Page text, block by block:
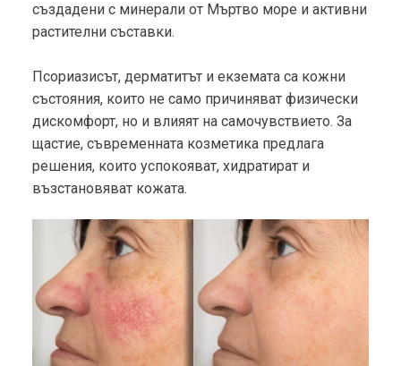
създадени с минерали от Мъртво море и активни
растителни съставки.
Псориазисът, дерматитът и екземата са кожни
състояния, които не само причиняват физически
дискомфорт, но и влияят на самочувствието. За
щастие, съвременната козметика предлага
решения, които успокояват, хидратират и
възстановяват кожата.